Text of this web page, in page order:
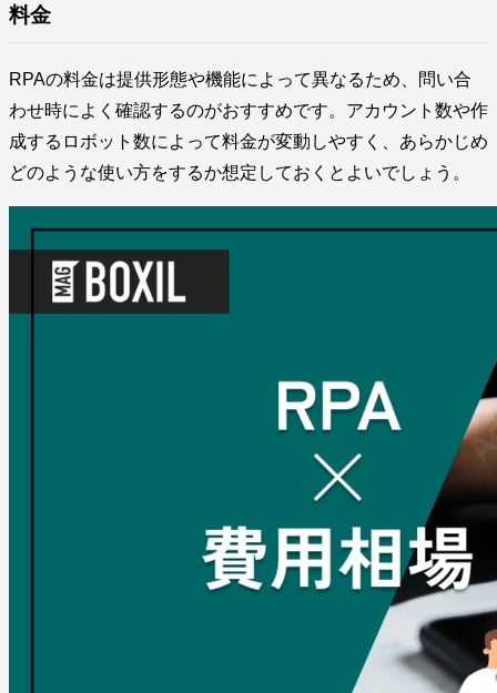
料金
RPAの料金は提供形態や機能によって異なるため、問い合
わせ時によく確認するのがおすすめです。アカウント数や作
成するロボット数によって料金が変動しやすく、あらかじめ
どのような使い方をするか想定しておくとよいでしょう。